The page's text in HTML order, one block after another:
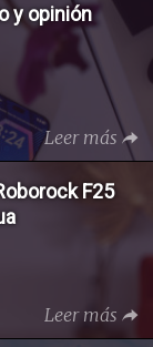
y opinión
Leer más
F25
Leer más